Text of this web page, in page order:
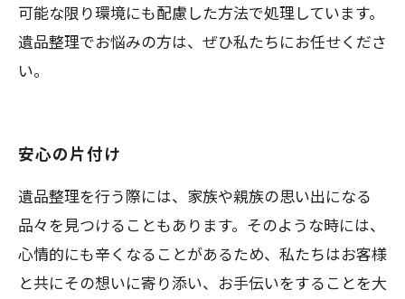
可能な限り環境にも配慮した方法で処理しています。
遺品整理でお悩みの方は、ぜひ私たちにお任せくださ
い。
安心の片付け
遺品整理を行う際には、家族や親族の思い出になる
品々を見つけることもあります。そのような時には、
心情的にも辛くなることがあるため、私たちはお客様
と共にその想いに寄り添い、お手伝いをすることを大